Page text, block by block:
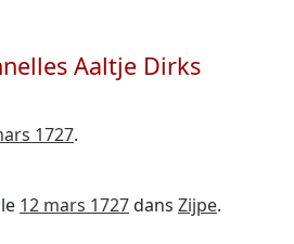
Aaltje Dirks
1727.
12 mars 1727dans Zijpe.